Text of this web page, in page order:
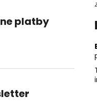
platby